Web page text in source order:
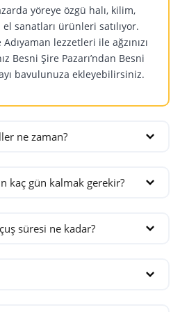
yöreye özgü halı, kilim,
sanatları ürünleri satılıyor.
lezzetleri ile ağzınızı
Besni Şire Pazarı’ndan Besni
bavulunuza ekleyebilirsiniz.
ne zaman?
veya merak ettiğiniz
planlayabilirsiniz. Ancak
Müzik Festivali (Mart)
kaç gün kalmak gerekir?
süresi ne kadar?